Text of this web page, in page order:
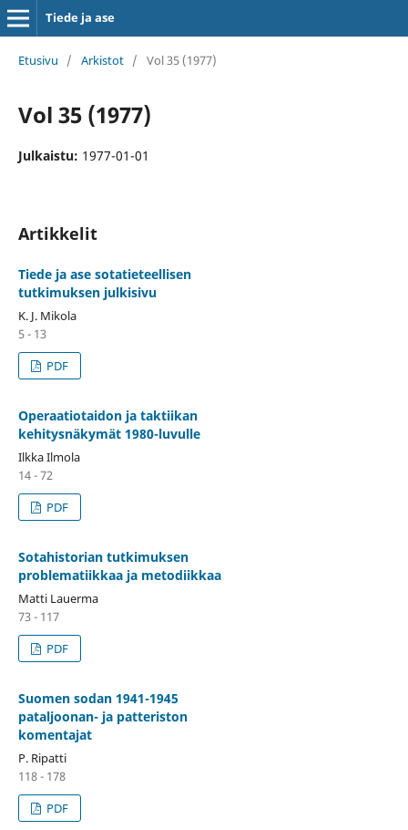
Tiede ja ase
Etusivu / Arkistot / Vol 35 (1977)
Vol 35 (1977)
Julkaistu: 1977-01-01
Artikkelit
Tiede ja ase sotatieteellisen
tutkimuksen julkisivu
K. J. Mikola
5 - 13
PDF
Operaatiotaidon ja taktiikan
kehitysnäkymät 1980-luvulle
Ilkka Ilmola
14 - 72
PDF
Sotahistorian tutkimuksen
problematiikkaa ja metodiikkaa
Matti Lauerma
73 - 117
PDF
Suomen sodan 1941-1945
pataljoonan- ja patteriston
komentajat
P. Ripatti
118 - 178
PDF